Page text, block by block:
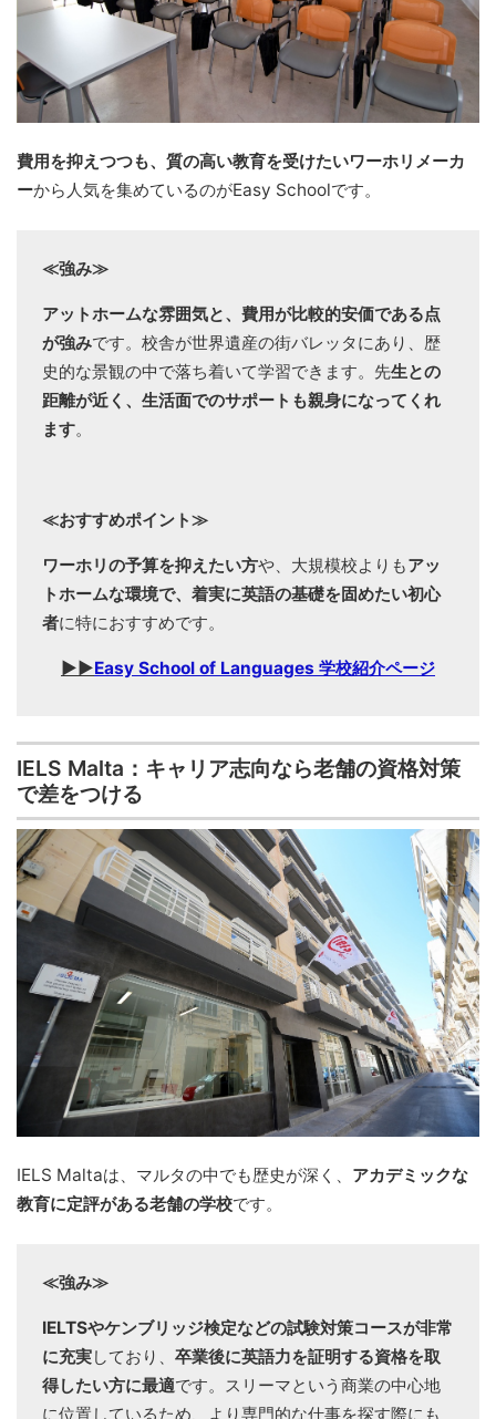
費用を抑えつつも、質の高い教育を受けたいワーホリメーカ
ーから人気を集めているのがEasy Schoolです。
≪強み≫
アットホームな雰囲気と、費用が比較的安価である点
が強みです。校舎が世界遺産の街バレッタにあり、歴
史的な景観の中で落ち着いて学習できます。先生との
距離が近く、生活面でのサポートも親身になってくれ
ます。
≪おすすめポイント≫
ワーホリの予算を抑えたい方や、大規模校よりもアッ
トホームな環境で、着実に英語の基礎を固めたい初心
者に特におすすめです。
▶▶Easy School of Languages 学校紹介ページ
IELS Malta：キャリア志向なら老舗の資格対策
で差をつける
IELS Maltaは、マルタの中でも歴史が深く、 アカデミックな
教育に定評がある老舗の学校です。
≪強み≫
IELTSやケンブリッジ検定などの試験対策コースが非常
に充実しており、 卒業後に英語力を証明する資格を取
得したい方に最適です。スリーマという商業の中心地
に位置しているため、より専門的な仕事を探す際にも